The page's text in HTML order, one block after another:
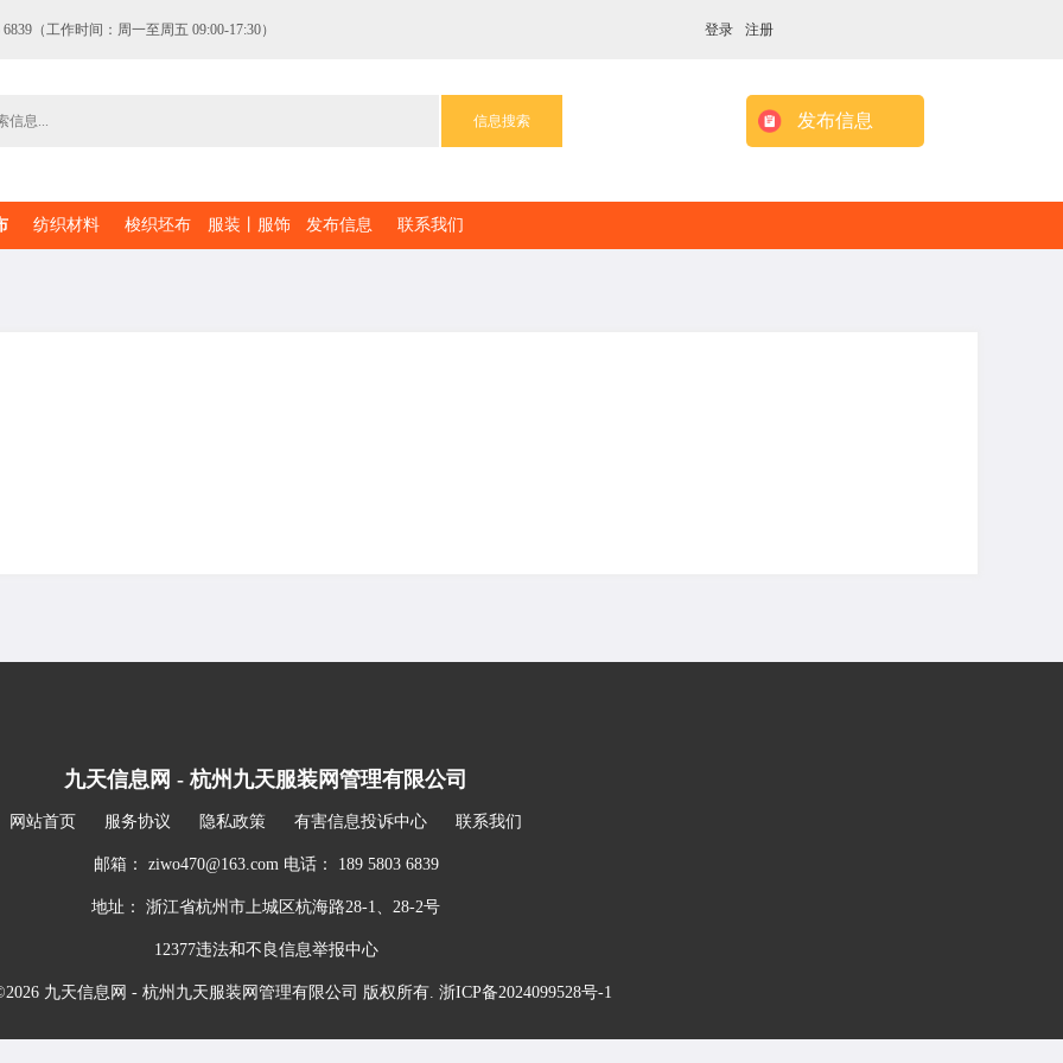
（工作时间：周一至周五 09:00-17:30） 登录 注册
信息搜索 发布信息
纺织材料 梭织坯布 服装丨服饰 发布信息 联系我们
九天信息网 - 杭州九天服装网管理有限公司
网站首页 服务协议 隐私政策 有害信息投诉中心 联系我们
邮箱： ziwo470@163.com 电话： 189 5803 6839
地址： 浙江省杭州市上城区杭海路28-1、28-2号
12377违法和不良信息举报中心
九天信息网 - 杭州九天服装网管理有限公司 版权所有. 浙ICP备2024099528号-1